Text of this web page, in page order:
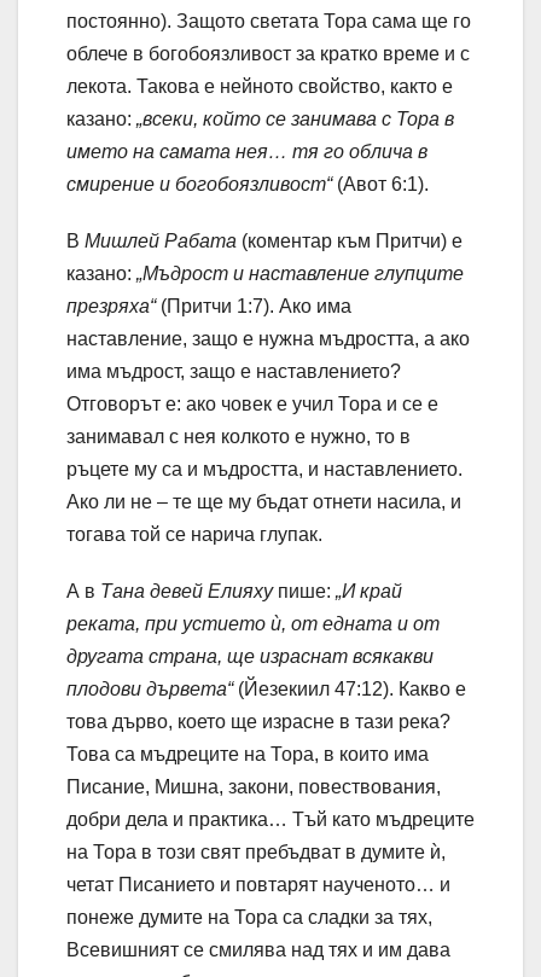
постоянно). Защото светата Тора сама ще го
облече в богобоязливост за кратко време и с
лекота. Такова е нейното свойство, както е
казано: „всеки, който се занимава с Тора в
името на самата нея… тя го облича в
смирение и богобоязливост“(Авот 6:1).
В Мишлей Рабата (коментар към Притчи) е
казано: „Мъдрост и наставление глупците
презряха“(Притчи 1:7). Ако има
наставление, защо е нужна мъдростта, а ако
има мъдрост, защо е наставлението?
Отговорът е: ако човек е учил Тора и се е
занимавал с нея колкото е нужно, то в
ръцете му са и мъдростта, и наставлението.
Ако ли не – те ще му бъдат отнети насила, и
тогава той се нарича глупак.
А в Тана девей Елияхупише: „И край
реката, при устието ѝ, от едната и от
другата страна, ще израснат всякакви
плодови дървета“(Йезекиил 47:12). Какво е
това дърво, което ще израсне в тази река?
Това са мъдреците на Тора, в които има
Писание, Мишна, закони, повествования,
добри дела и практика… Тъй като мъдреците
на Тора в този свят пребъдват в думите ѝ,
четат Писанието и повтарят наученото… и
понеже думите на Тора са сладки за тях,
Всевишният се смилява над тях и им дава